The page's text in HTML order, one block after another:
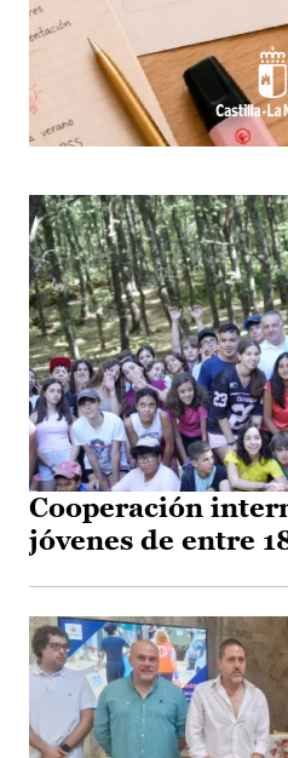
Cooperación
jóvenes de entre